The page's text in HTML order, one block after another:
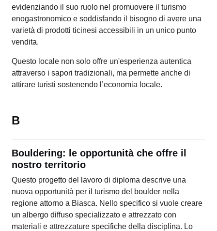
evidenziando il suo ruolo nel promuovere il turismo
enogastronomico e soddisfando il bisogno di avere una
varietà di prodotti ticinesi accessibili in un unico punto
vendita.
Questo locale non solo offre un'esperienza autentica
attraverso i sapori tradizionali, ma permette anche di
attirare turisti sostenendo l’economia locale.
B
Bouldering: le opportunità che offre il
nostro territorio
Questo progetto del lavoro di diploma descrive una
nuova opportunità per il turismo del boulder nella
regione attorno a Biasca. Nello specifico si vuole creare
un albergo diffuso specializzato e attrezzato con
materiali e attrezzature specifiche della disciplina. Lo